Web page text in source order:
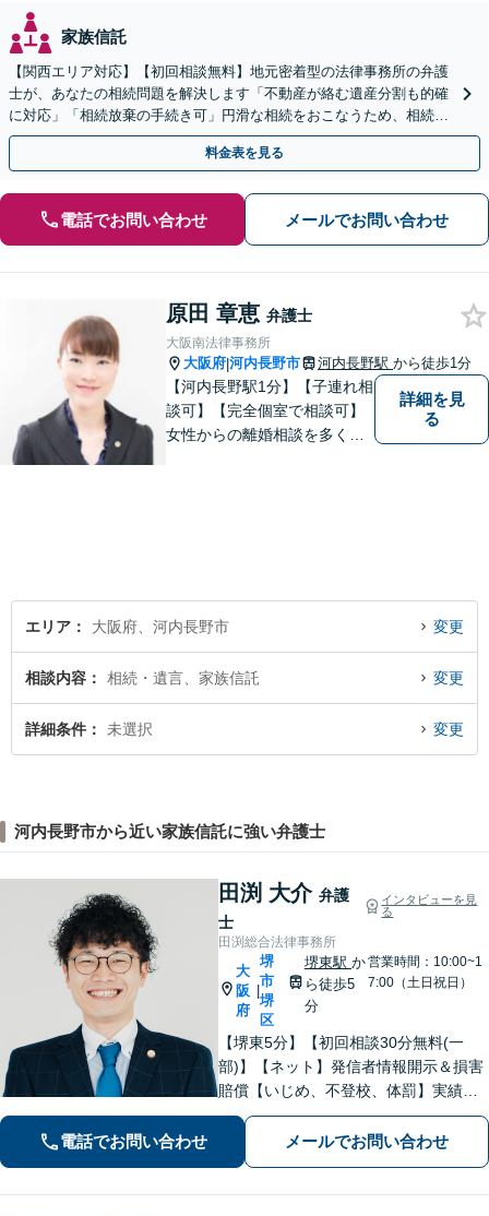
家族信託
【関西エリア対応】【初回相談無料】地元密着型の法律事務所の弁護
士が、あなたの相続問題を解決します「不動産が絡む遺産分割も的確
に対応」「相続放棄の手続き可」円滑な相続をおこなうため、相続問
題は自分の代で解決しましょう【完全個室制】
料金表を見る
電話でお問い合わせ メールでお問い合わせ
原田 章恵 弁護士
大阪南法律事務所
大阪府|河内長野市 河内長野駅 から徒歩1分
【河内長野駅1分】【子連れ相
談可】【完全個室で相談可】
女性からの離婚相談を多くご
詳細を見
る
エリア 大阪府、河内長野市 変更
相談内容 相続・遺言、家族信託 変更
詳細条件 未選択 変更
河内長野市から近い家族信託に強い弁護士
田渕 大介 弁護
士
インタビューを見
る
田渕総合法律事務所
大
阪
府
堺
市
堺
区
堺東駅 か
ら徒歩5
分
営業時間：10:00~1
7:00（土日祝日）
【堺東5分】【初回相談30分無料(一
部)】【ネット】発信者情報開示＆損害
賠償【いじめ、不登校、体罰】実績豊
富【離婚問題】不倫・離婚に注力／有
利な条件での慰謝料・離婚【労働問
題】ハラスメント事案の実績／裁判を
電話でお問い合わせ メールでお問い合わせ